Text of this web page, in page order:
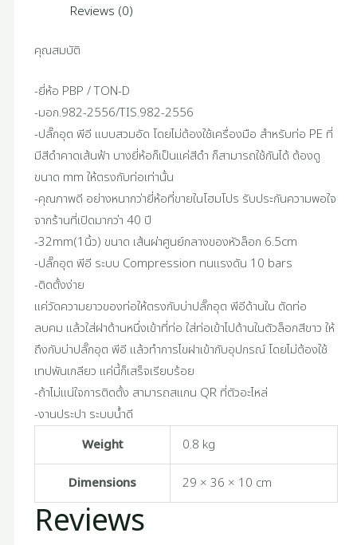
Reviews (0)
คุณสมบัติ
-ยี่ห้อ PBP / TON-D
-มอก.982-2556/TIS.982-2556
-ปลั๊กอุต พีอี แบบสวมอัด โดยไม่ต้องใช้เครื่องมือ สำหรับท่อ PE ที่
มีสีดำคาดเส้นฟ้า บางยี่ห้อก็เป็นแค่สีดำ ก็สามารถใช้กันได้ ต้องดู
ขนาด mm ให้ตรงกับท่อเท่านั้น
-คุณภาพดี อย่างหนากว่ายี่ห้อที่ขายในโฮมโปร รับประกันความพอใจ
จากร้านที่เปิดมากว่า 40 ปี
-32mm(1นิ้ว) ขนาด เส้นผ่าศูนย์กลางของหัวล็อก 6.5cm
-ปลั๊กอุต พีอี ระบบ Compression ทนแรงดัน 10 bars
-ติดตั้งง่าย
แค่วัดความยาวของท่อให้ตรงกับบ่าปลั๊กอุต พีอีด้านใน ตัดท่อ
ลบคม แล้วใส่ฝาด้านหนึ่งเข้าที่ท่อ ใส่ท่อเข้าไปด้านในตัวล็อกสีขาว ให้
ถึงกับบ่าปลั๊กอุต พีอี แล้วทำการไขฝาเข้ากับอุปกรณ์ โดยไม่ต้องใช้
เทปพันเกลียว แค่นี้ก็เสร็จเรียบร้อย
-ถ้าไม่แน่ใจการติดตั้ง สามารถสแกน QR ที่ตัวอะไหล่
-งานประปา ระบบน้ำดี
Weight
0.8 kg
Dimensions 29 × 36 × 10 cm
Reviews